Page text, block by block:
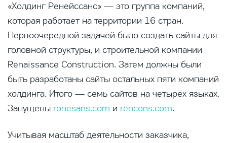
«Холдинг Ренейссанс» — это группа компаний,
которая работает на территории 16 стран.
Первоочередной задачей было создать сайты для
головной структуры, и строительной компании
Renaissance Construction. Затем должны были
быть разработаны сайты остальных пяти компаний
холдинга. Итого — семь сайтов на четырёх языках.
Запущены ronesans.com и rencons.com.
Учитывая масштаб деятельности заказчика,